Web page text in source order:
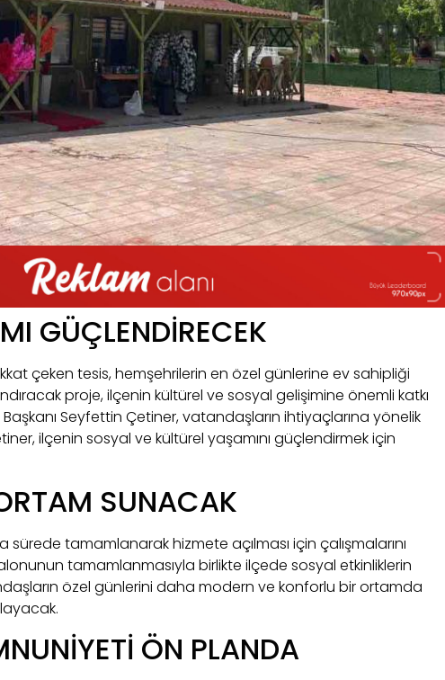
GÜÇLENDİRECEK
çeken tesis, hemşehrilerin en özel günlerine ev sahipliği
proje, ilçenin kültürel ve sosyal gelişimine önemli katkı
Seyfettin Çetiner, vatandaşların ihtiyaçlarına yönelik
ilçenin sosyal ve kültürel yaşamını güçlendirmek için
SUNACAK
sürede tamamlanarak hizmete açılması için çalışmalarını
tamamlanmasıyla birlikte ilçede sosyal etkinliklerin
özel günlerini daha modern ve konforlu bir ortamda
ÖN PLANDA